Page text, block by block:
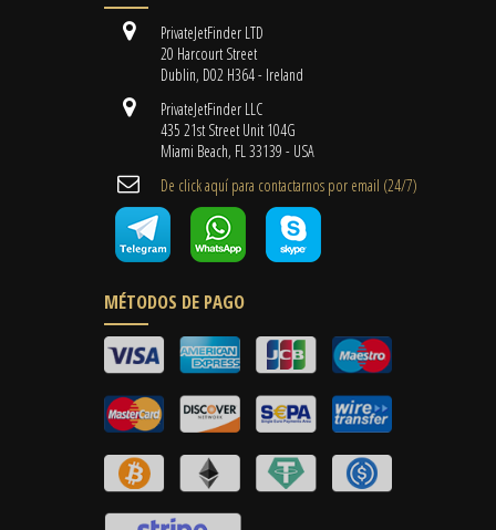
PrivateJetFinder LTD
20 Harcourt Street
Dublin, D02 H364 - Ireland
PrivateJetFinder LLC
435 21st Street Unit 104G
Miami Beach, FL 33139 - USA
De click aquí para contactarnos por email ​(24/7)
MÉTODOS DE PAGO